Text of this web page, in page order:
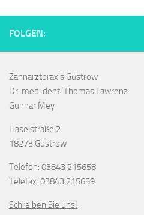
FOLGEN:
Zahnarztpraxis Güstrow
Dr. med. dent. Thomas Lawrenz
Gunnar Mey
Haselstraße 2
18273 Güstrow
Telefon: 03843 215658
Telefax: 03843 215659
Schreiben Sie uns!